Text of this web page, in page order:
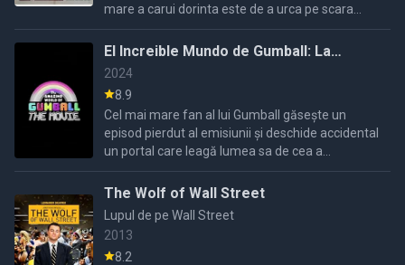
mare a carui dorinta este de a urca pe scara
succesului in firma.El gaseste o metodata mai
rapida , ...
El Increible Mundo de Gumball: La
Pelicula
2024
8.9
Cel mai mare fan al lui Gumball găsește un
episod pierdut al emisiunii și deschide accidental
un portal care leagă lumea sa de cea a
desenului animat Gumball.
The Wolf of Wall Street
Lupul de pe Wall Street
2013
8.2